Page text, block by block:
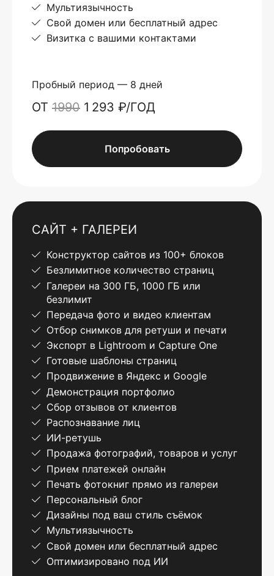
Мультиязычность
Свой домен или бесплатный адрес
Визитка с вашими контактами
Пробный период — 8 дней
ОТ 1990 1 293 ₽/ГОД
Попробовать
САЙТ + ГАЛЕРЕИ
Конструктор сайтов из 100+ блоков
Безлимитное количество страниц
Галереи на 300 ГБ, 1000 ГБ или
безлимит
Передача фото и видео клиентам
Отбор снимков для ретуши и печати
Экспорт в Lightroom и Capture One
Готовые шаблоны страниц
Продвижение в Яндекс и Google
Демонстрация портфолио
Сбор отзывов от клиентов
Распознавание лиц
ИИ-ретушь
Продажа фотографий, товаров и услуг
Прием платежей онлайн
Печать фотокниг прямо из галереи
Персональный блог
Дизайны под ваш стиль съёмок
Мультиязычность
Свой домен или бесплатный адрес
Оптимизировано под ИИ